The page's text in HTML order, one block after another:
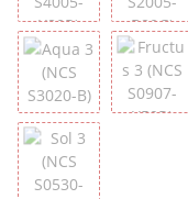
Terra 3 (NCS
Aqua 3 (NCS